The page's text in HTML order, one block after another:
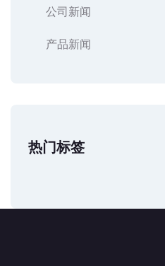
公司新闻
产品新闻
热门标签